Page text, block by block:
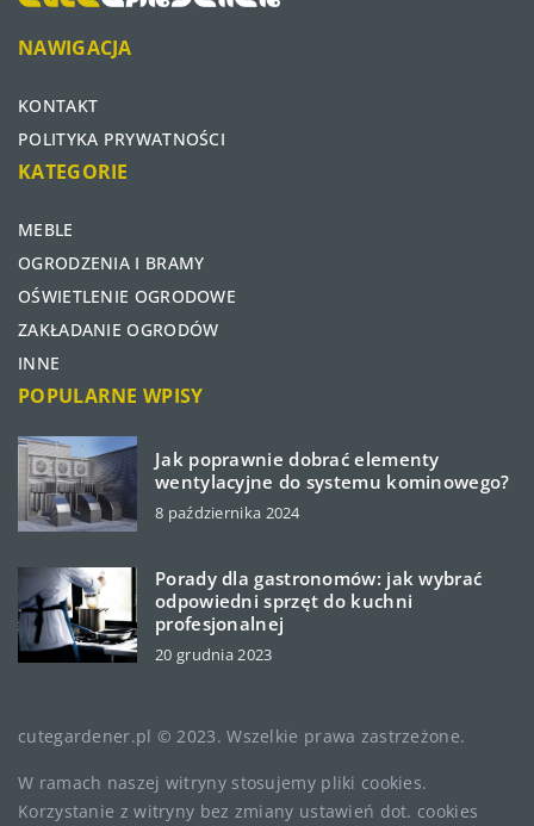
NAWIGACJA
KONTAKT
POLITYKA PRYWATNOŚCI
KATEGORIE
MEBLE
OGRODZENIA I BRAMY
OŚWIETLENIE OGRODOWE
ZAKŁADANIE OGRODÓW
INNE
POPULARNE WPISY
Jak poprawnie dobrać elementy
wentylacyjne do systemu kominowego?
8 października 2024
Porady dla gastronomów: jak wybrać
odpowiedni sprzęt do kuchni
profesjonalnej
20 grudnia 2023
cutegardener.pl © 2023. Wszelkie prawa zastrzeżone.
W ramach naszej witryny stosujemy pliki cookies.
Korzystanie z witryny bez zmiany ustawień dot. cookies